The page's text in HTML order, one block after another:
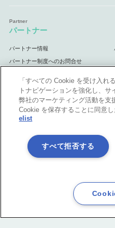
パートナー
パートナー情報
パートナー制度へのお問合せ
サポート
サポート情報
製品共通利用規
©1998-2026
「すべての Cookie を受け入れ
トナビゲーションを強化し、サ
弊社のマーケティング活動を支
Cookie を保存することに同意
elist
すべて拒否する